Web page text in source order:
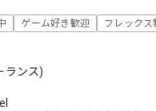
ゲーム好き歓迎
フレックス
ランス)